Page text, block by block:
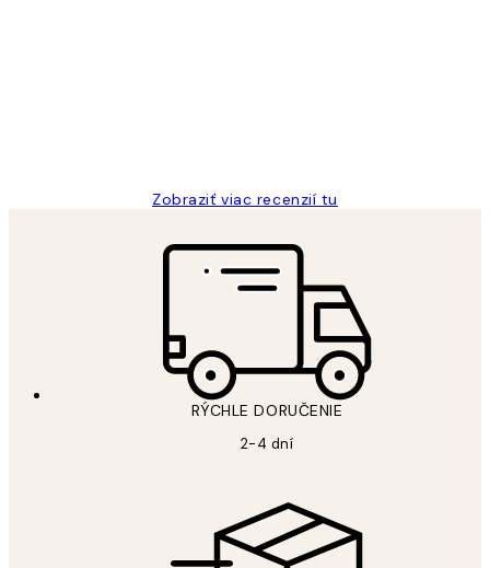
Zobraziť viac recenzií tu
RÝCHLE DORUČENIE
2-4 dní